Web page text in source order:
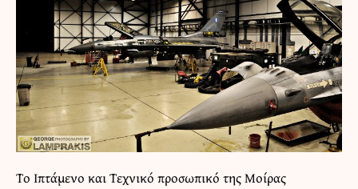
Το Ιπτάμενο και Τεχνικό προσωπικό της Μοίρας